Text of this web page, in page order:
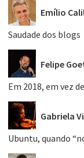
Emílio
Saudade dos blogs
Felipe
Em 2018, em vez
Gabriela
Ubuntu, quando